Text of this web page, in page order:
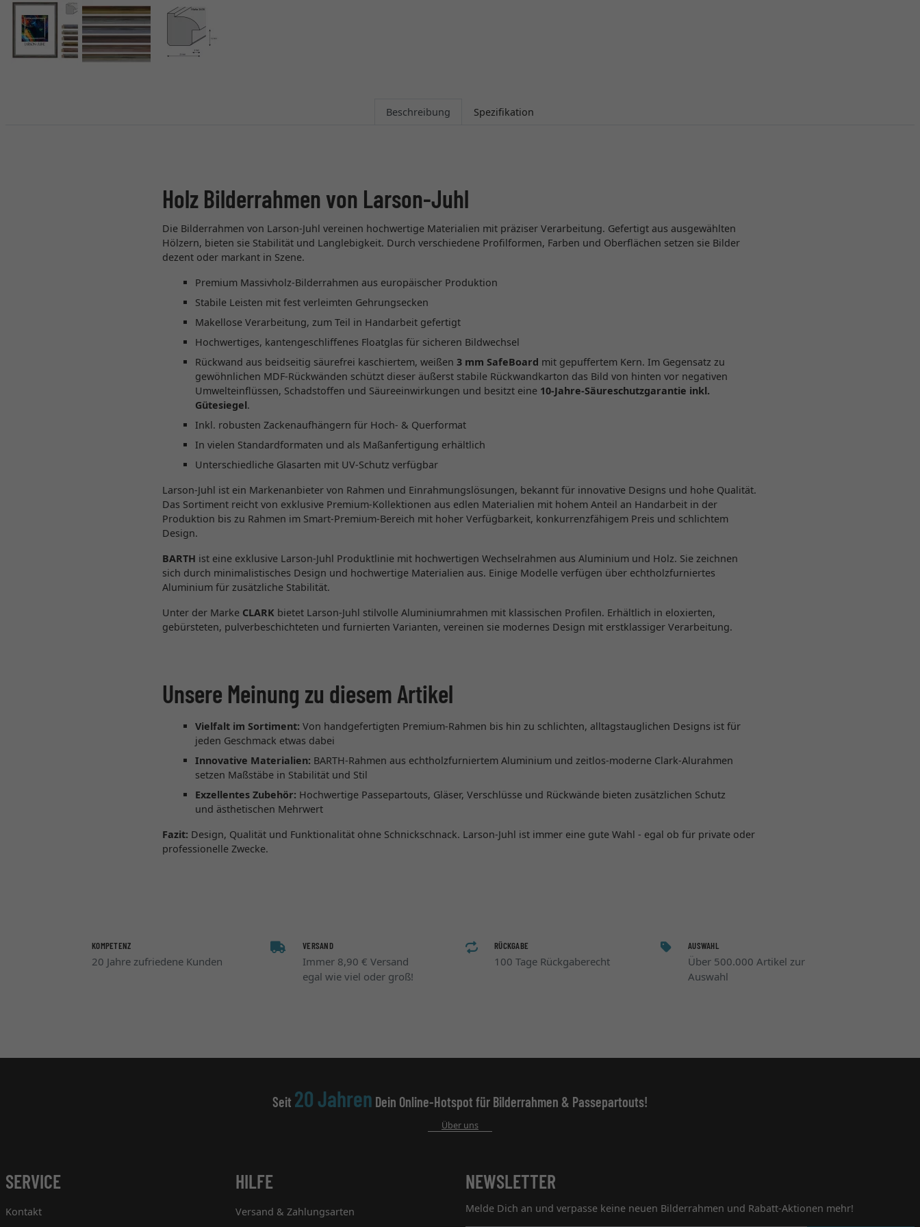
Beschreibung Spezifikation
Holz Bilderrahmen von Larson-Juhl
Die Bilderrahmen von Larson-Juhl vereinen hochwertige Materialien mit präziser Verarbeitung. Gefertigt aus ausgewählten
Hölzern, bieten sie Stabilität und Langlebigkeit. Durch verschiedene Profilformen, Farben und Oberflächen setzen sie Bilder
dezent oder markant in Szene.
Premium Massivholz-Bilderrahmen aus europäischer Produktion
Stabile Leisten mit fest verleimten Gehrungsecken
Makellose Verarbeitung, zum Teil in Handarbeit gefertigt
Hochwertiges, kantengeschliffenes Floatglas für sicheren Bildwechsel
Rückwand aus beidseitig säurefrei kaschiertem, weißen3 mm SafeBoard mit gepuffertem Kern. Im Gegensatz zu
gewöhnlichen MDF-Rückwänden schützt dieser äußerst stabile Rückwandkarton das Bild von hinten vor negativen
Umwelteinflüssen, Schadstoffen und Säureeinwirkungen und besitzt eine 10-Jahre-Säureschutzgarantie inkl.
Gütesiegel.
Inkl. robusten Zackenaufhängern für Hoch- & Querformat
In vielen Standardformaten und als Maßanfertigung erhältlich
Unterschiedliche Glasarten mit UV-Schutz verfügbar
Larson-Juhl ist ein Markenanbieter von Rahmen und Einrahmungslösungen, bekannt für innovative Designs und hohe Qualität.
Das Sortiment reicht von exklusive Premium-Kollektionen aus edlen Materialien mit hohem Anteil an Handarbeit in der
Produktion bis zu Rahmen im Smart-Premium-Bereich mit hoher Verfügbarkeit, konkurrenzfähigem Preis und schlichtem
Design.
BARTH ist eine exklusive Larson-Juhl Produktlinie mit hochwertigen Wechselrahmen aus Aluminium und Holz. Sie zeichnen
sich durch minimalistisches Design und hochwertige Materialien aus. Einige Modelle verfügen über echtholzfurniertes
Aluminium für zusätzliche Stabilität.
Unter der Marke CLARK bietet Larson-Juhl stilvolle Aluminiumrahmen mit klassischen Profilen. Erhältlich in eloxierten,
gebürsteten, pulverbeschichteten und furnierten Varianten, vereinen sie modernes Design mit erstklassiger Verarbeitung.
Unsere Meinung zu diesem Artikel
Vielfalt im Sortiment: Von handgefertigten Premium-Rahmen bis hin zu schlichten, alltagstauglichen Designs ist für
jeden Geschmack etwas dabei
Innovative Materialien: BARTH-Rahmen aus echtholzfurniertem Aluminium und zeitlos-moderne Clark-Alurahmen
setzen Maßstäbe in Stabilität und Stil
Exzellentes Zubehör: Hochwertige Passepartouts, Gläser, Verschlüsse und Rückwände bieten zusätzlichen Schutz
und ästhetischen Mehrwert
Fazit: Design, Qualität und Funktionalität ohne Schnickschnack. Larson-Juhl ist immer eine gute Wahl - egal ob für private oder
professionelle Zwecke.
KOMPETENZ
20 Jahre zufriedene Kunden
VERSAND
Immer 8,90 € Versand
egal wie viel oder groß!
RÜCKGABE
100 Tage Rückgaberecht
AUSWAHL
Über 500.000 Artikel zur
Auswahl
Seit 20 Jahren Dein Online-Hotspot für Bilderrahmen & Passepartouts!
Über uns
SERVICE
Kontakt
HILFE
Versand & Zahlungsarten
NEWSLETTER
Melde Dich an und verpasse keine neuen Bilderrahmen und Rabatt-Aktionen mehr!